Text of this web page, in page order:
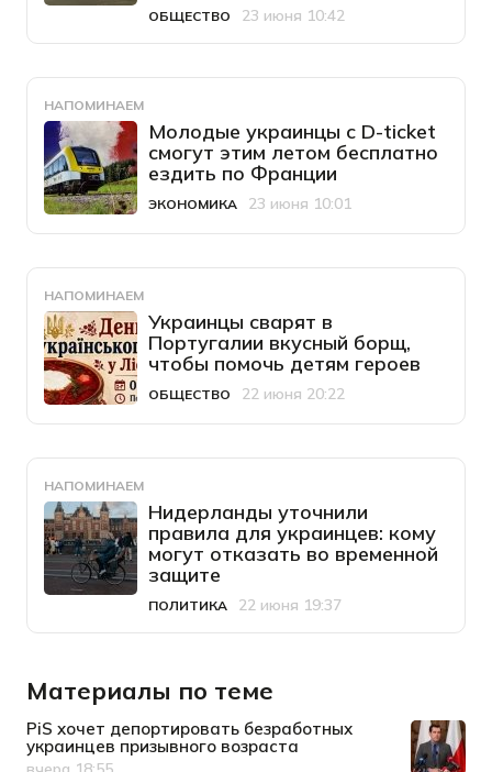
Категория
ОБЩЕСТВО
Дата публикации
23 июня 10:42
НАПОМИНАЕМ
Молодые украинцы с D-ticket
смогут этим летом бесплатно
ездить по Франции
Категория
ЭКОНОМИКА
Дата публикации
23 июня 10:01
НАПОМИНАЕМ
Украинцы сварят в
Португалии вкусный борщ,
чтобы помочь детям героев
Категория
ОБЩЕСТВО
Дата публикации
22 июня 20:22
НАПОМИНАЕМ
Нидерланды уточнили
правила для украинцев: кому
могут отказать во временной
защите
Категория
ПОЛИТИКА
Дата публикации
22 июня 19:37
Материалы по теме
PiS хочет депортировать безработных
украинцев призывного возраста